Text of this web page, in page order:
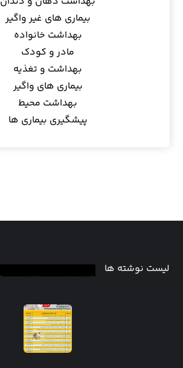
بیماری های غیر واگیر
بهداشت خانواده
مادر و کودک
بهداشت و تغذیه
بیماری های واگیر
بهداشت محیط
پیشگیری بیماری ها
لیست نوشته ها